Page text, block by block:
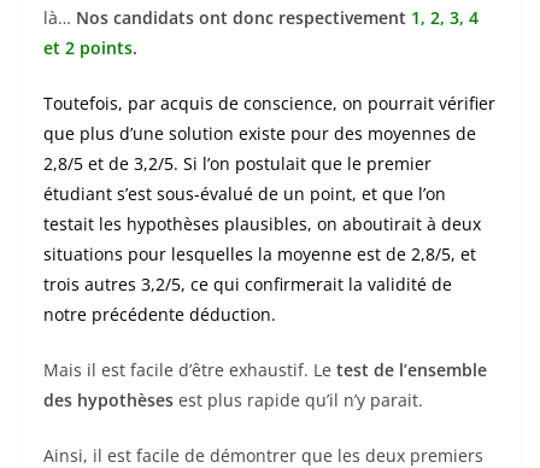
là… Nos candidats ont donc respectivement 1, 2, 3, 4
et 2 points.
Toutefois, par acquis de conscience, on pourrait vérifier
que plus d’une solution existe pour des moyennes de
2,8/5 et de 3,2/5. Si l’on postulait que le premier
étudiant s’est sous-évalué de un point, et que l’on
testait les hypothèses plausibles, on aboutirait à deux
situations pour lesquelles la moyenne est de 2,8/5, et
trois autres 3,2/5, ce qui confirmerait la validité de
notre précédente déduction.
Mais il est facile d’être exhaustif. Le test de l’ensemble
des hypothèses est plus rapide qu’il n’y parait.
Ainsi, il est facile de démontrer que les deux premiers